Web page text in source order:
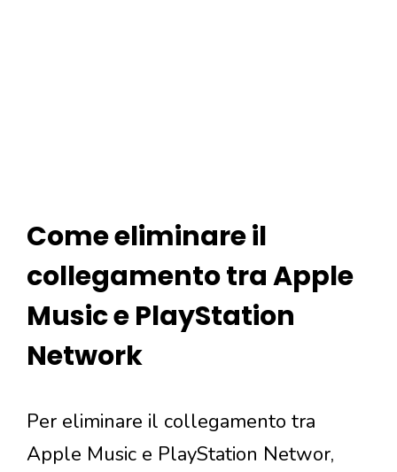
Come eliminare il
collegamento tra Apple
Music e PlayStation
Network
Per eliminare il collegamento tra
Apple Music e PlayStation Networ,